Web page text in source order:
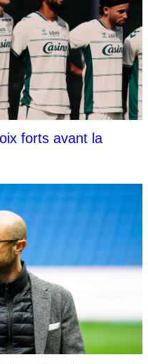
forts avant la